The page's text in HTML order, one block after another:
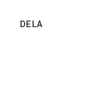
DELA